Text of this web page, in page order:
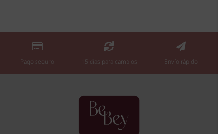

Pago seguro

15 días para cambios

Envío rápido